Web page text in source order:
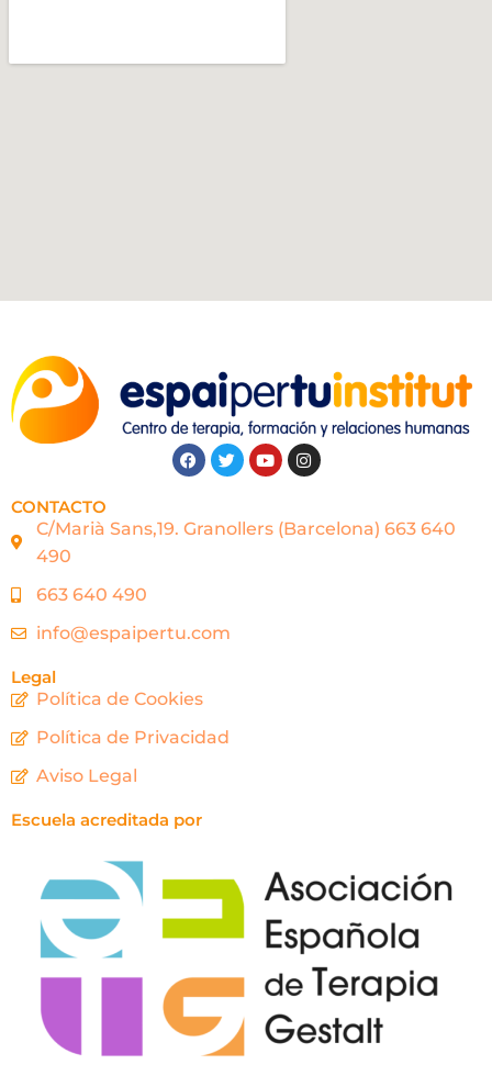
CONTACTO
C/Marià Sans,19. Granollers (Barcelona) 663 640
490
663 640 490
info@espaipertu.com
Legal
Política de Cookies
Política de Privacidad
Aviso Legal
Escuela acreditada por